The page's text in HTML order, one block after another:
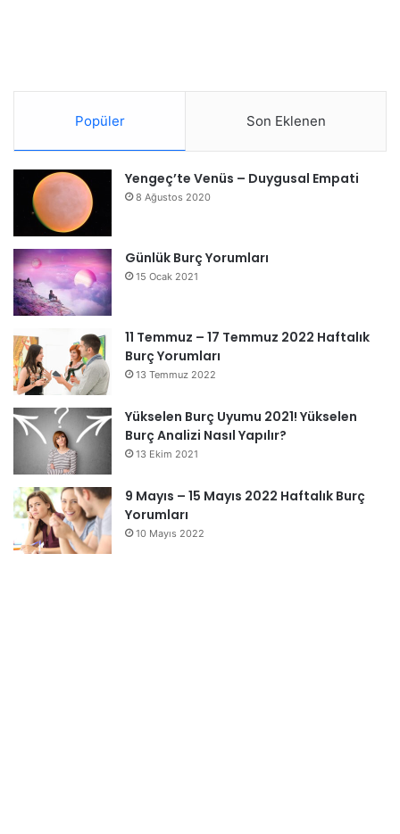
Popüler Son Eklenen
Yengeç’te Venüs – Duygusal Empati
8 Ağustos 2020
Günlük Burç Yorumları
15 Ocak 2021
11 Temmuz – 17 Temmuz 2022 Haftalık
Burç Yorumları
13 Temmuz 2022
Yükselen Burç Uyumu 2021! Yükselen
Burç Analizi Nasıl Yapılır?
13 Ekim 2021
9 Mayıs – 15 Mayıs 2022 Haftalık Burç
Yorumları
10 Mayıs 2022